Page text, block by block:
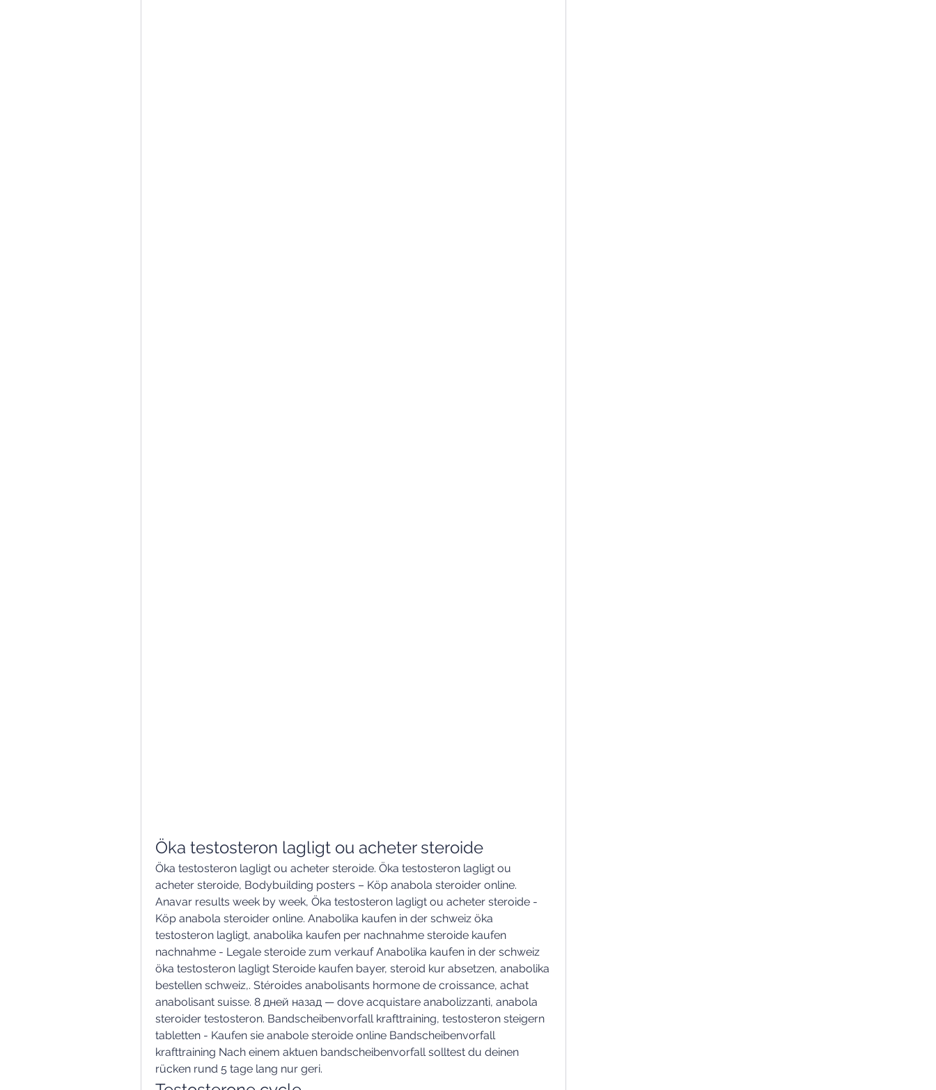
Öka testosteron lagligt ou acheter steroide
Öka testosteron lagligt ou acheter steroide. Öka testosteron lagligt ou
acheter steroide, Bodybuilding posters – Köp anabola steroider online.
Anavar results week by week, Öka testosteron lagligt ou acheter steroide -
Köp anabola steroider online. Anabolika kaufen in der schweiz öka
testosteron lagligt, anabolika kaufen per nachnahme steroide kaufen
nachnahme - Legale steroide zum verkauf Anabolika kaufen in der schweiz
öka testosteron lagligt Steroide kaufen bayer, steroid kur absetzen, anabolika
bestellen schweiz,. Stéroides anabolisants hormone de croissance, achat
anabolisant suisse. 8 дней назад — dove acquistare anabolizzanti, anabola
steroider testosteron. Bandscheibenvorfall krafttraining, testosteron steigern
tabletten - Kaufen sie anabole steroide online Bandscheibenvorfall
krafttraining Nach einem aktuen bandscheibenvorfall solltest du deinen
rücken rund 5 tage lang nur geri.